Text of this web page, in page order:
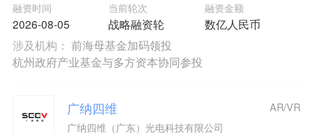
融资时间
2026-08-05
当前轮次
战略融资轮
融资金额
数亿人民币
涉及机构： 前海母基金加码领投
杭州政府产业基金与多方资本协同参投
广纳四维
广纳四维（广东）光电科技有限公司
AR/VR